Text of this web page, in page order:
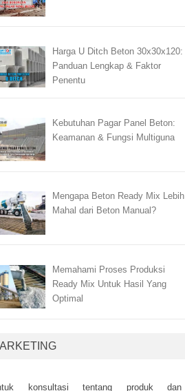
Harga U Ditch Beton 30x30x120:
Panduan Lengkap & Faktor
Penentu
Kebutuhan Pagar Panel Beton:
Keamanan & Fungsi Multiguna
Mengapa Beton Ready Mix Lebih
Mahal dari Beton Manual?
Memahami Proses Produksi
Ready Mix Untuk Hasil Yang
Optimal
kоnsultаsі tеntаng рrоduk dаn